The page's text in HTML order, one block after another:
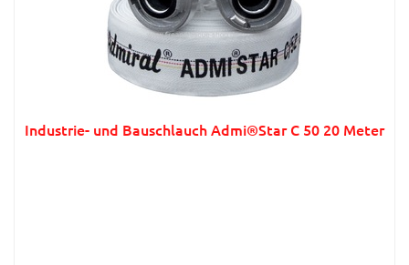
Industrie- und Bauschlauch Admi®Star C 50 20 Meter